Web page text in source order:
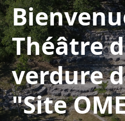
Théâtre
verdure
"Site